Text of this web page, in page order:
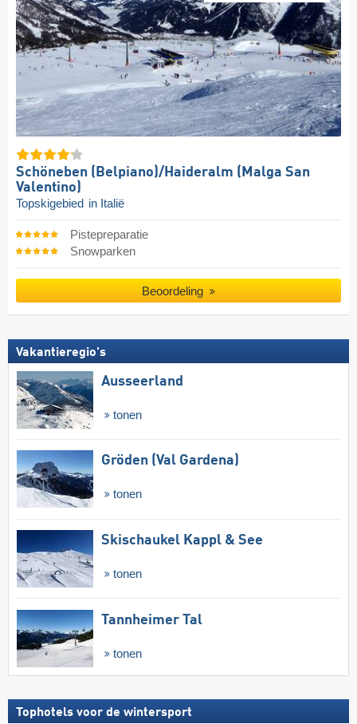
Schöneben (Belpiano)/​Haideralm (Malga San
Valentino)
Topskigebied in Italië
Pistepreparatie
Snowparken
Beoordeling
Vakantieregio's
Ausseerland
tonen
Gröden (Val Gardena)
tonen
Skischaukel Kappl & See
tonen
Tannheimer Tal
tonen
Tophotels voor de wintersport